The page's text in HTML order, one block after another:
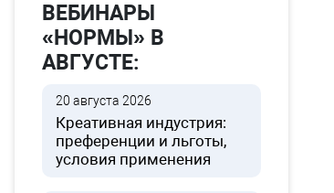
ВЕБИНАРЫ
«НОРМЫ» В
АВГУСТЕ:
20 августа 2026
Креативная индустрия:
преференции и льготы,
условия применения